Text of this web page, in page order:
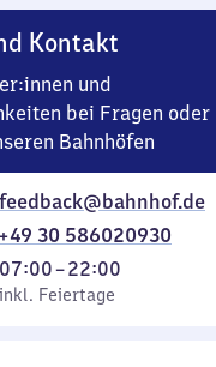
Kontakt
und
bei Fragen oder
Bahnhöfen
feedback@bahnhof.de
+49 30 586020930
07:00–22:00
Von
7
inkl. Feiertage